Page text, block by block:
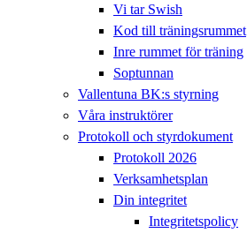
Vi tar Swish
Kod till träningsrummet
Inre rummet för träning
Soptunnan
Vallentuna BK:s styrning
Våra instruktörer
Protokoll och styrdokument
Protokoll 2026
Verksamhetsplan
Din integritet
Integritetspolicy